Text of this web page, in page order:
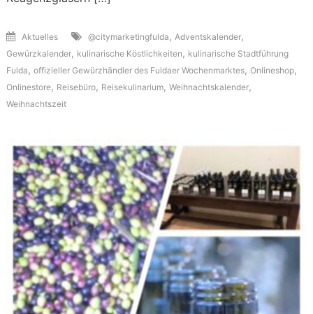
Aktuelles @citymarketingfulda , Adventskalender,
Gewürzkalender, kulinarische Köstlichkeiten , kulinarische Stadtführung
Fulda , offizieller Gewürzhändler des Fuldaer Wochenmarktes, Onlineshop,
Onlinestore, Reisebüro, Reisekulinarium, Weihnachtskalender,
Weihnachtszeit